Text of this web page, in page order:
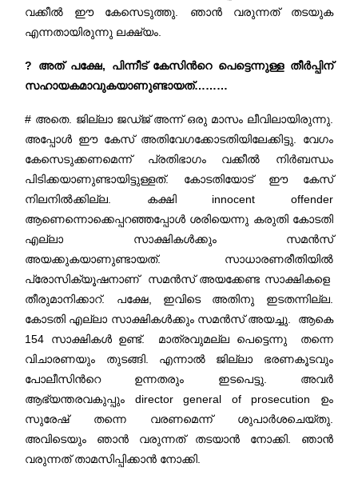
വക്കീൽ ഈ കേസെടുത്തു. ഞാൻ വരുന്നത് തടയുക
എന്നതായിരുന്നു ലക്ഷ്യം.
? അത് പക്ഷേ, പിന്നീട് കേസിന്‍റെ പെട്ടെന്നുള്ള തീർപ്പിന്
സഹായകമാവുകയാണുണ്ടായത്………
# അതെ. ജില്ലാ ജഡ്ജ് അന്ന് ഒരു മാസം ലീവിലായിരുന്നു.
അപ്പോൾ ഈ കേസ് അതിവേഗക്കോടതിയിലേക്കിട്ടു. വേഗം
കേസെടുക്കണമെന്ന് പ്രതിഭാഗം വക്കീൽ നിർബന്ധം
പിടിക്കയാണുണ്ടായിട്ടുള്ളത്. കോടതിയോട് ഈ കേസ്
നിലനിൽക്കില്ല. കക്ഷി innocent offender
ആണെന്നൊക്കെപ്പറഞ്ഞപ്പോൾ ശരിയെന്നു കരുതി കോടതി
എല്ലാ സാക്ഷികൾക്കും സമൻസ്
അയക്കുകയാണുണ്ടായത്. സാധാരണരീതിയിൽ
പ്രോസിക്യൂഷനാണ് സമൻസ് അയക്കേണ്ട സാക്ഷികളെ
തീരുമാനിക്കാറ്. പക്ഷേ, ഇവിടെ അതിനു ഇടതന്നില്ല.
കോടതി എല്ലാ സാക്ഷികൾക്കും സമൻസ് അയച്ചു. ആകെ
154 സാക്ഷികൾ ഉണ്ട്. മാത്രവുമല്ല പെട്ടെന്നു തന്നെ
വിചാരണയും തുടങ്ങി. എന്നാൽ ജില്ലാ ഭരണകൂടവും
പോലീസിന്‍റെ ഉന്നതരും ഇടപെട്ടു. അവർ
ആഭ്യന്തരവകുപ്പും director general of prosecution ഉം
സുരേഷ് തന്നെ വരണമെന്ന് ശുപാർശചെയ്തു.
അവിടെയും ഞാൻ വരുന്നത് തടയാൻ നോക്കി. ഞാൻ
വരുന്നത് താമസിപ്പിക്കാൻ നോക്കി.